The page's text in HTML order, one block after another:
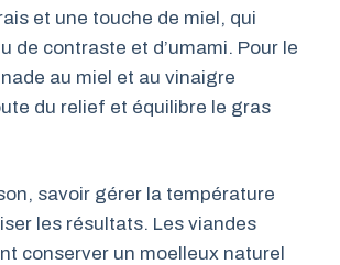
et une touche de miel, qui
de contraste et d’umami. Pour le
au miel et au vinaigre
du relief et équilibre le gras
savoir gérer la température
les résultats. Les viandes
conserver un moelleux naturel